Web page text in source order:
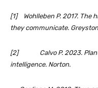
[1] Wohlleben P. 2017. The
they communicate.
[2] Calvo P. 2023. Planta
intelligence. Norton.